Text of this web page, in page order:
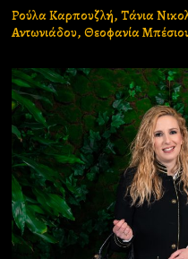
Ρούλα Καρπουζλή, Τάνια
Αντωνιάδου, Θεοφανία